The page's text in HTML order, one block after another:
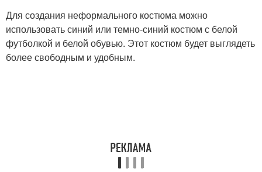
Для создания неформального костюма можно
использовать синий или темно-синий костюм с белой
футболкой и белой обувью. Этот костюм будет выглядеть
более свободным и удобным.